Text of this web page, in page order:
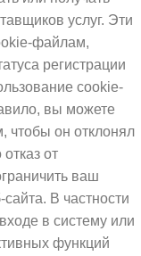
услуг. Эти
файлам,
регистрации
cookie-
вы можете
чтобы он отклонял
от
ваш
В частности
в систему или
функций